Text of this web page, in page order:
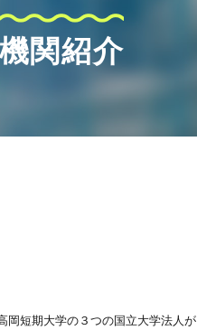
関紹介
短期大学の３つの国立大学法人が